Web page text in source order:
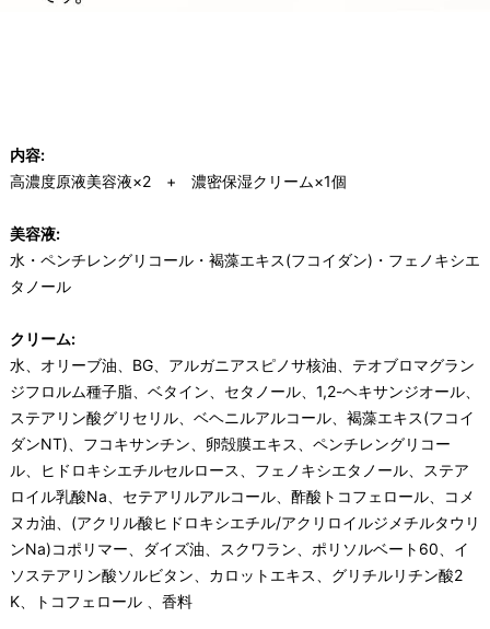
内容:
高濃度原液美容液×2 + 濃密保湿クリーム×1個
美容液:
水・ペンチレングリコール・褐藻エキス(フコイダン)・フェノキシエ
タノール
クリーム:
水、オリーブ油、BG、アルガニアスピノサ核油、テオブロマグラン
ジフロルム種子脂、ベタイン、セタノール、1,2-ヘキサンジオール、
ステアリン酸グリセリル、ベヘニルアルコール、褐藻エキス(フコイ
ダンNT)、フコキサンチン、卵殻膜エキス、ペンチレングリコー
ル、ヒドロキシエチルセルロース、フェノキシエタノール、ステア
ロイル乳酸Na、セテアリルアルコール、酢酸トコフェロール、コメ
ヌカ油、(アクリル酸ヒドロキシエチル/アクリロイルジメチルタウリ
ンNa)コポリマー、ダイズ油、スクワラン、ポリソルベート60、イ
ソステアリン酸ソルビタン、カロットエキス、グリチルリチン酸2
K、トコフェロール 、香料